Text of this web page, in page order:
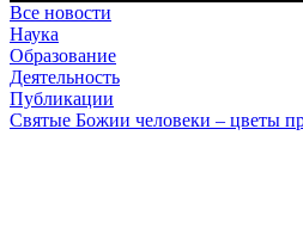
Все новости
Наука
Образование
Деятельность
Публикации
Святые Божии человеки – цветы